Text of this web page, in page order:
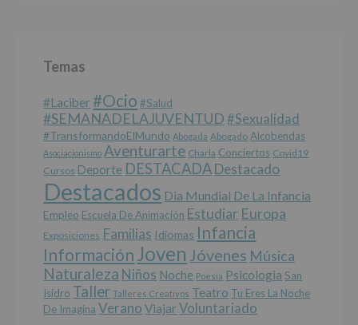
se
datos
a
terceros,
salvo
obligación
legal.
Derechos:
De
acceso,
rectificación,
supresión,
así
como
otros
derechos,
según
Temas
#laciber#Ocio #salud
#SEMANADELAJUVENTUD #sexualidad
#TransformandoElMundo Abogada Abogado Alcobendas
Asociacionismo Aventurarte Charla Conciertos Covid19
Cursos Deporte DESTACADADestacado
Destacados Dia Mundial De La Infancia
Empleo Escuela De Animación Estudiar Europa
Exposiciones Familias Idiomas Infancia
Información Joven Jóvenes Música
Naturaleza Niños Noche Poesía Psicologia San
Isidro Taller Talleres Creativos Teatro Tu Eres La Noche
De Imagina Verano Viajar Voluntariado